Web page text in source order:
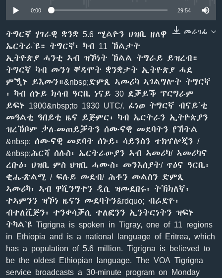
ቂሔ ጽልሚ
ቋንቋታት
0:00 29:54
መራገፊ
ትግርኛ ሃገራዊ ቋንቋ 5.6 ሚልዮን ህዝቢ ዘለዋ
ኤርትራ`ዩ። ትግርኛ፡ ካብ 11 ኽልታት
ኢትዮጵያ ሓንቲ ኣብ ዝኾነት ኽልል ትግራይ ይዝረብ።
ትግርኛ ካብ መንጎ ቐዳሞት ቋንቋታት ኢትዮጵያ ሓደ
ምዃኑ ይእመን።&nbsp;ድምጺ ኣመሪካ ኣገልግሎት ትግርኛ
፡ ካብ ሰኑይ ክሳብ ዓርቢ ነናይ 30 ደቓይቕ ፕርግራም
ይፍኑ 1900&nbsp;to 1930 UTC/. ፈነወ ትግርኛ ብናይ`ቲ
መዓልቲ ዓበይቲ ዜና ይጅምር፡ ካብ ኤርትራን ኢትዮጵያን
ዝረኽቦም ቃለ-መጠይቓትን ሰሙናዊ መደባትን የኸትል
&nbsp; ሰሙናዊ መደባት ሰኑይ፡ ሳይንስን ተክኖሎጂን /
&nbsp;ሕርሻ ሰሉስ፡ ኤርትራውያን ኣብ ኣመሪካ/ ኣመሪካና
ረቡዕ፡ ህዝቢ ምስ ህዝቢ ሓሙስ፡ መንእሰያት/ ጥዕና ዓርቢ፡
ቂሔ-ጽልሚ / ፍሉይ መደብ/ ሕቶን መልስን ድምጺ
ኣመሪካ፡ ኣብ ዋሺንግተን ዲሲ ዝመደበሩ፡ ትኽክለኛ፡
ተኣምንን ዝኾነ ዜናን መደባትን&rdquo; ብሬድዮ፡
ብተለቪጅን፡ ተንቀሳቓሲ ተለፎንን ኢንትርነትን ዝፍኑ
ትካል`ዩ Tigrigna is spoken in Tigray, one of 11 regions
in Ethiopia and is a national language of Eritrea, which
has a population of 5.6 million. Tigrigna is believed to
be the oldest Ethiopian language. The VOA Tigrigna
service broadcasts a 30-minute program on Monday